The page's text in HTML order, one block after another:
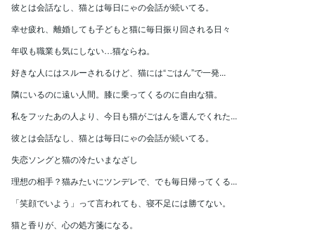
彼とは会話なし、猫とは毎日にゃの会話が続いてる。
幸せ疲れ、離婚しても子どもと猫に毎日振り回される日々
年収も職業も気にしない…猫ならね。
好きな人にはスルーされるけど、猫には“ごはん”で一発...
隣にいるのに遠い人間。膝に乗ってくるのに自由な猫。
私をフッたあの人より、今日も猫がごはんを選んでくれた...
彼とは会話なし、猫とは毎日にゃの会話が続いてる。
失恋ソングと猫の冷たいまなざし
理想の相手？猫みたいにツンデレで、でも毎日帰ってくる...
「笑顔でいよう」って言われても、寝不足には勝てない。
猫と香りが、心の処方箋になる。